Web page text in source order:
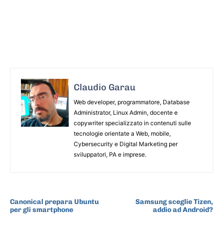
Claudio Garau
Web developer, programmatore, Database
Administrator, Linux Admin, docente e
copywriter specializzato in contenuti sulle
tecnologie orientate a Web, mobile,
Cybersecurity e Digital Marketing per
sviluppatori, PA e imprese.
Canonical prepara Ubuntu
per gli smartphone
Samsung sceglie Tizen,
addio ad Android?